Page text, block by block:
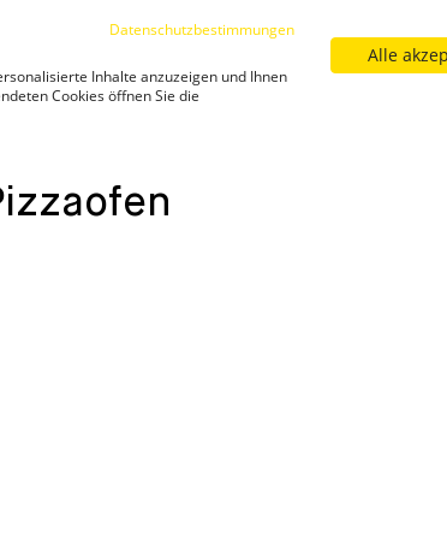
Filialfinder Neuigkeiten
pizzaofen/
Datenschutzbestimmungen
Inhalte anzuzeigen und Ihnen
Cookies öffnen Sie die
Alle